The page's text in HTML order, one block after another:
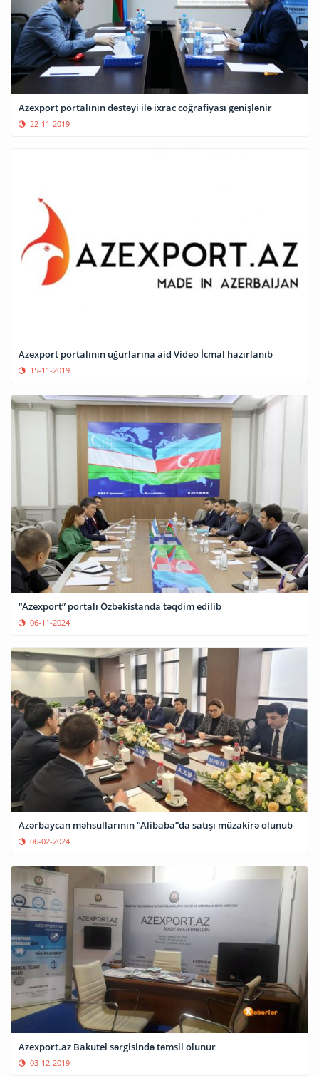
Azexport portalının dəstəyi ilə ixrac coğrafiyası genişlənir
22-11-2019
Azexport portalının uğurlarına aid Video İcmal hazırlanıb
15-11-2019
“Azexport” portalı Özbəkistanda təqdim edilib
06-11-2024
Azərbaycan məhsullarının “Alibaba”da satışı müzakirə olunub
06-02-2024
Azexport.az Bakutel sərgisində təmsil olunur
03-12-2019